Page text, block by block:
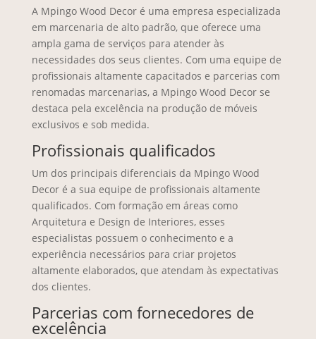
A Mpingo Wood Decor é uma empresa especializada
em marcenaria de alto padrão, que oferece uma
ampla gama de serviços para atender às
necessidades dos seus clientes. Com uma equipe de
profissionais altamente capacitados e parcerias com
renomadas marcenarias, a Mpingo Wood Decor se
destaca pela excelência na produção de móveis
exclusivos e sob medida.
Profissionais qualificados
Um dos principais diferenciais da Mpingo Wood
Decor é a sua equipe de profissionais altamente
qualificados. Com formação em áreas como
Arquitetura e Design de Interiores, esses
especialistas possuem o conhecimento e a
experiência necessários para criar projetos
altamente elaborados, que atendam às expectativas
dos clientes.
Parcerias com fornecedores de
excelência